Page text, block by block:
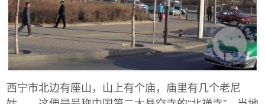
西宁市北边有座山，山上有个庙，庙里有几个老尼